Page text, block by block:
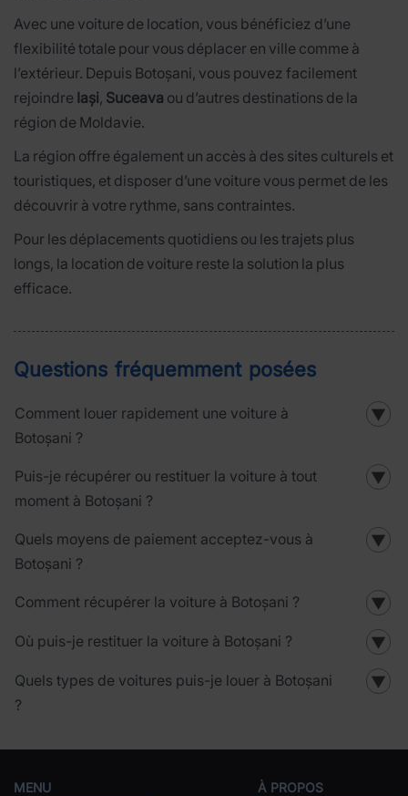
Avec une voiture de location, vous bénéficiez d’une
flexibilité totale pour vous déplacer en ville comme à
l’extérieur. Depuis Botoșani, vous pouvez facilement
rejoindre Iași, Suceava ou d’autres destinations de la
région de Moldavie.
La région offre également un accès à des sites culturels et
touristiques, et disposer d’une voiture vous permet de les
découvrir à votre rythme, sans contraintes.
Pour les déplacements quotidiens ou les trajets plus
longs, la location de voiture reste la solution la plus
efficace.
Questions fréquemment posées
Comment louer rapidement une voiture à
Botoșani ?
▼
Puis-je récupérer ou restituer la voiture à tout
moment à Botoșani ?
▼
Quels moyens de paiement acceptez-vous à
Botoșani ?
▼
Comment récupérer la voiture à Botoșani ? ▼
Où puis-je restituer la voiture à Botoșani ? ▼
Quels types de voitures puis-je louer à Botoșani
?
▼
MENU À PROPOS